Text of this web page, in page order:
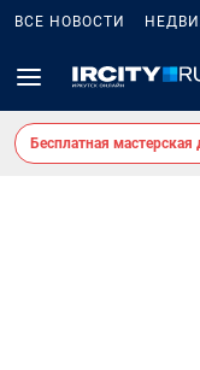
ВСЕ НОВОСТИ
Бесплатная